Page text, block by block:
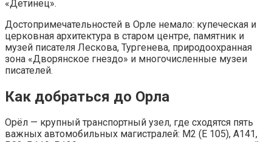
«Детинец».
Достопримечательностей в Орле немало: купеческая и
церковная архитектура в старом центре, памятник и
музей писателя Лескова, Тургенева, природоохранная
зона «Дворянское гнездо» и многочисленные музеи
писателей.
Как добраться до Орла
Орёл — крупный транспортный узел, где сходятся пять
важных автомобильных магистралей: М2 (E 105), А141,